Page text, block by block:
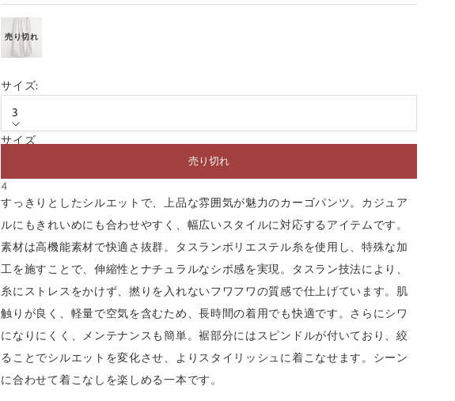
サイズ:
3
サイズ
4
売り切れ
すっきりとしたシルエットで、上品な雰囲気が魅力のカーゴパンツ。カジュア
ルにもきれいめにも合わせやすく、幅広いスタイルに対応するアイテムです。
素材は高機能素材で快適さ抜群。タスランポリエステル糸を使用し、特殊な加
工を施すことで、伸縮性とナチュラルなシボ感を実現。タスラン技法により、
糸にストレスをかけず、撚りを入れないフワフワの質感で仕上げています。肌
触りが良く、軽量で空気を含むため、長時間の着用でも快適です。さらにシワ
になりにくく、メンテナンスも簡単。裾部分にはスピンドルが付いており、絞
ることでシルエットを変化させ、よりスタイリッシュに着こなせます。シーン
に合わせて着こなしを楽しめる一本です。